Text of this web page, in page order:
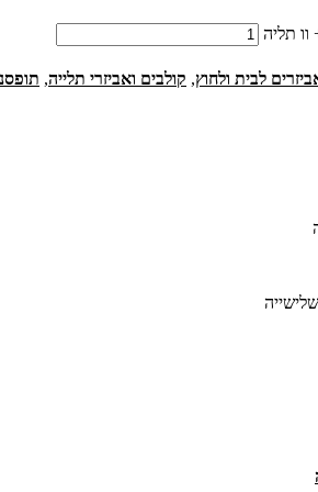
תליה
לבית ולחוץ, קולבים ואביזרי תלייה,